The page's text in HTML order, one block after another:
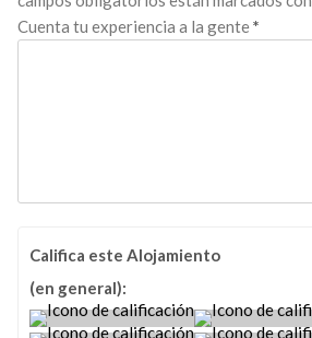
Cuenta tu experiencia a la gente*
Califica este Alojamiento
(en general):